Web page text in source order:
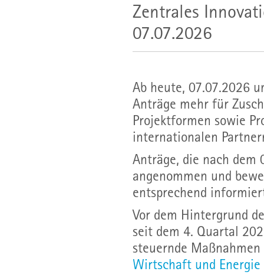
Zentrales
07.07.2026
Ab heute, 07.07.2026
Anträge mehr für
Projektformen sowie
internationalen
Anträge, die nach dem
angenommen und
entsprechend
Vor dem Hintergrund
seit dem 4. Quartal
steuernde
Wirtschaft und